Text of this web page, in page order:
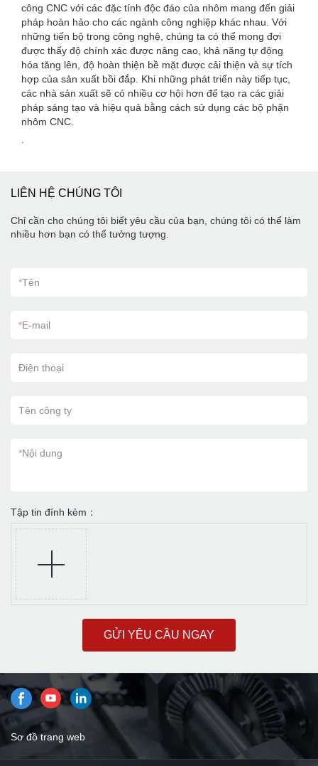
công CNC với các đặc tính độc đáo của nhôm mang đến giải
pháp hoàn hảo cho các ngành công nghiệp khác nhau. Với
những tiến bộ trong công nghệ, chúng ta có thể mong đợi
được thấy độ chính xác được nâng cao, khả năng tự động
hóa tăng lên, độ hoàn thiện bề mặt được cải thiện và sự tích
hợp của sản xuất bồi đắp. Khi những phát triển này tiếp tục,
các nhà sản xuất sẽ có nhiều cơ hội hơn để tạo ra các giải
pháp sáng tạo và hiệu quả bằng cách sử dụng các bộ phận
nhôm CNC.
LIÊN HỆ CHÚNG TÔI
Chỉ cần cho chúng tôi biết yêu cầu của bạn, chúng tôi có thể làm
nhiều hơn bạn có thể tưởng tượng.
*Tên
*E-mail
Điện thoại
Tên công ty
*Nội dung
Tập tin đính kèm：
GỬI YÊU CẦU NGAY
Sơ đồ trang web